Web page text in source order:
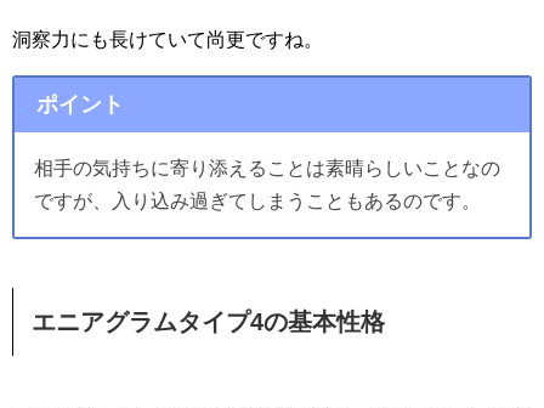
洞察力にも長けていて尚更ですね。
ポイント
相手の気持ちに寄り添えることは素晴らしいことなの
ですが、入り込み過ぎてしまうこともあるのです。
エニアグラムタイプ4の基本性格